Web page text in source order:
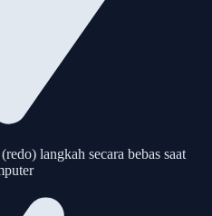
langkah secara bebas saat